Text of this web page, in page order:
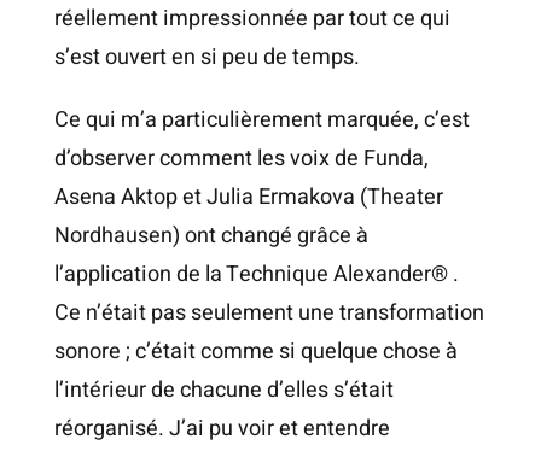
réellement impressionnée par tout ce qui
s’est ouvert en si peu de temps.
Ce qui m’a particulièrement marquée, c’est
d’observer comment les voix de Funda,
Asena Aktop et Julia Ermakova (Theater
Nordhausen) ont changé grâce à
l’application de la Technique Alexander® .
Ce n’était pas seulement une transformation
sonore ; c’était comme si quelque chose à
l’intérieur de chacune d’elles s’était
réorganisé. J’ai pu voir et entendre